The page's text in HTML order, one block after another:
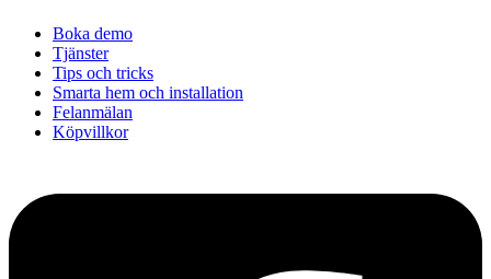
Boka demo
Tjänster
Tips och tricks
Smarta hem och installation
Felanmälan
Köpvillkor